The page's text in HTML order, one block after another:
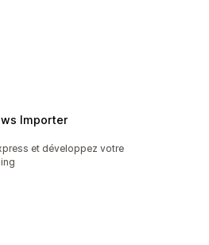
Importer
et développez votre